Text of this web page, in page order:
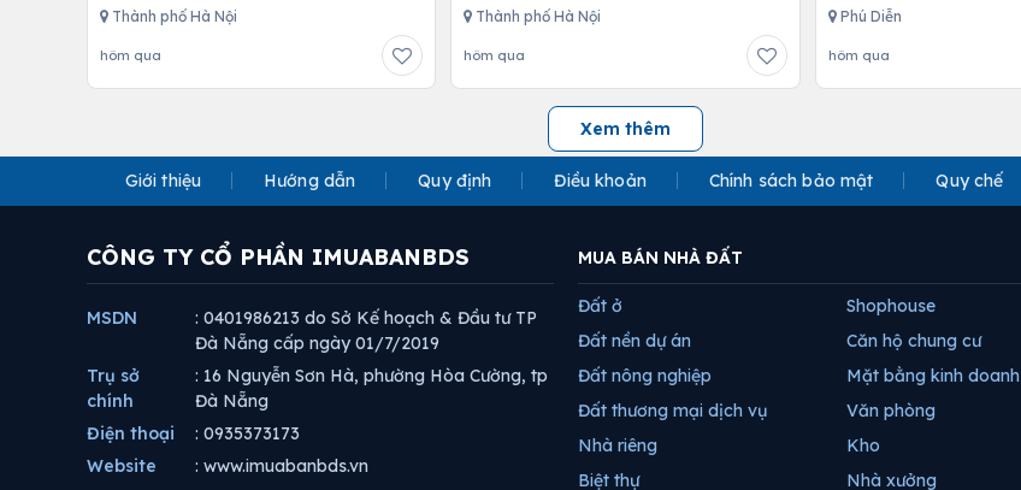
Thành phố Hà Nội
hôm qua
Thành phố Hà Nội
hôm qua
Phú Diễn
hôm qua
Xem thêm
Giới thiệu Hướng dẫn Quy định Điều khoản Chính sách bảo mật Quy chế
CÔNG TY CỔ PHẦN IMUABANBDS
MSDN
: 0401986213 do Sở Kế hoạch & Đầu tư TP
Đà Nẵng cấp ngày 01/7/2019
Trụ sở
chính
: 16 Nguyễn Sơn Hà, phường Hòa Cường, tp
Đà Nẵng
Điện thoại
: 0935373173
Website
: www.imuabanbds.vn
MUA BÁN NHÀ ĐẤT
Đất ở
Đất nền dự án
Đất nông nghiệp
Đất thương mại dịch vụ
Nhà riêng
Biệt thự
Shophouse
Căn hộ chung cư
Mặt bằng kinh doanh
Văn phòng
Kho
Nhà xưởng